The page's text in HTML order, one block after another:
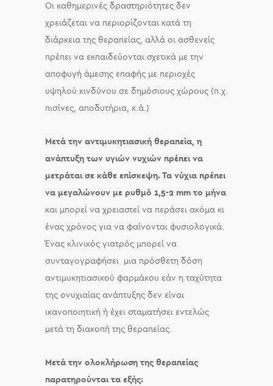
Οι καθημερινές δραστηριότητες δεν
χρειάζεται να περιορίζονται κατά τη
διάρκεια της θεραπείας, αλλά οι ασθενείς
πρέπει να εκπαιδεύονται σχετικά με την
αποφυγή άμεσης επαφής με περιοχές
υψηλού κινδύνου σε δημόσιους χώρους (π.χ.
πισίνες, αποδυτήρια, κ.ά.)
Μετά την αντιμυκητιασική θεραπεία, η
ανάπτυξη των υγιών νυχιών πρέπει να
μετράται σε κάθε επίσκεψη. Τα νύχια πρέπει
να μεγαλώνουν με ρυθμό 1,5-2 mm το μήνα
και μπορεί να χρειαστεί να περάσει ακόμα κι
ένας χρόνος για να φαίνονται φυσιολογικά.
Ένας κλινικός γιατρός μπορεί να
συνταγογραφήσει μια πρόσθετη δόση
αντιμυκητιασικού φαρμάκου εάν η ταχύτητα
της ονυχιαίας ανάπτυξης δεν είναι
ικανοποιητική ή έχει σταματήσει εντελώς
μετά τη διακοπή της θεραπείας.
Μετά την ολοκλήρωση της θεραπείας
παρατηρούνται τα εξής: